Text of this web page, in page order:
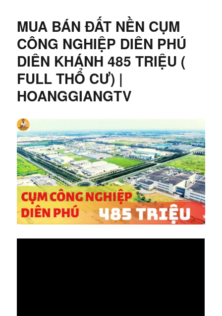
MUA BÁN ĐẤT NỀN CỤM
CÔNG NGHIỆP DIÊN PHÚ
DIÊN KHÁNH 485 TRIỆU (
FULL THỔ CƯ) |
HOANGGIANGTV